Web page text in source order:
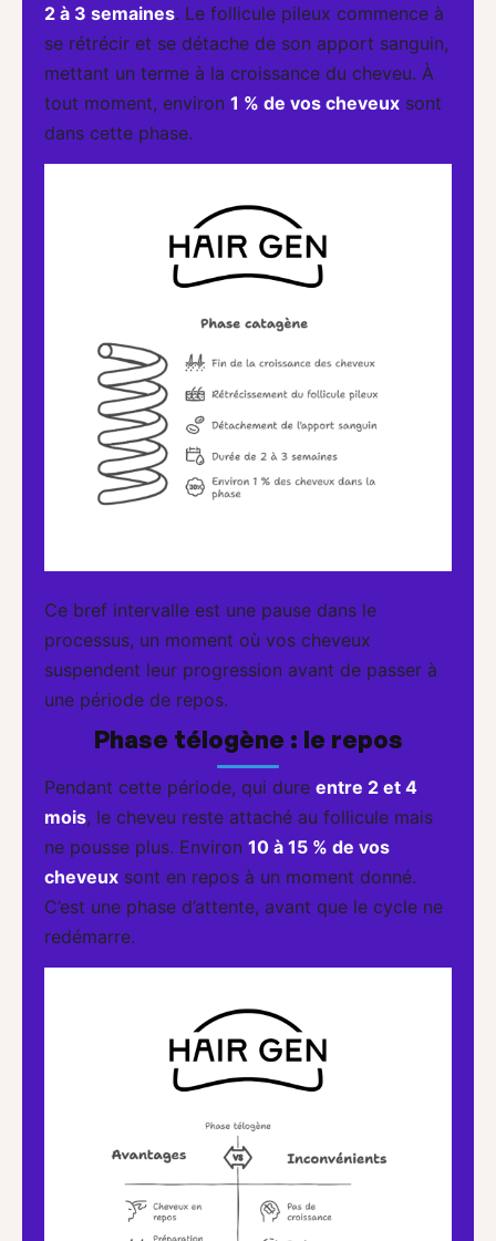
2 à 3 semaines. Le follicule pileux commence à
se rétrécir et se détache de son apport sanguin,
mettant un terme à la croissance du cheveu. À
tout moment, environ 1 % de vos cheveux sont
dans cette phase.
Ce bref intervalle est une pause dans le
processus, un moment où vos cheveux
suspendent leur progression avant de passer à
une période de repos.
Phase télogène : le repos
Pendant cette période, qui dure entre 2 et 4
mois, le cheveu reste attaché au follicule mais
ne pousse plus. Environ 10 à 15 % de vos
cheveux sont en repos à un moment donné.
C’est une phase d’attente, avant que le cycle ne
redémarre.